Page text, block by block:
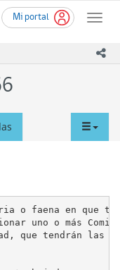
Mi portal
Toggle
o faena en que
uno o más
que tendrán las